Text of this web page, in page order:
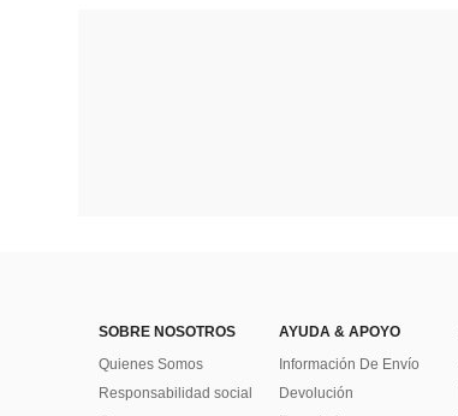
SOBRE NOSOTROS
Quienes Somos
Responsabilidad social
AYUDA & APOYO
Información De Envío
Devolución